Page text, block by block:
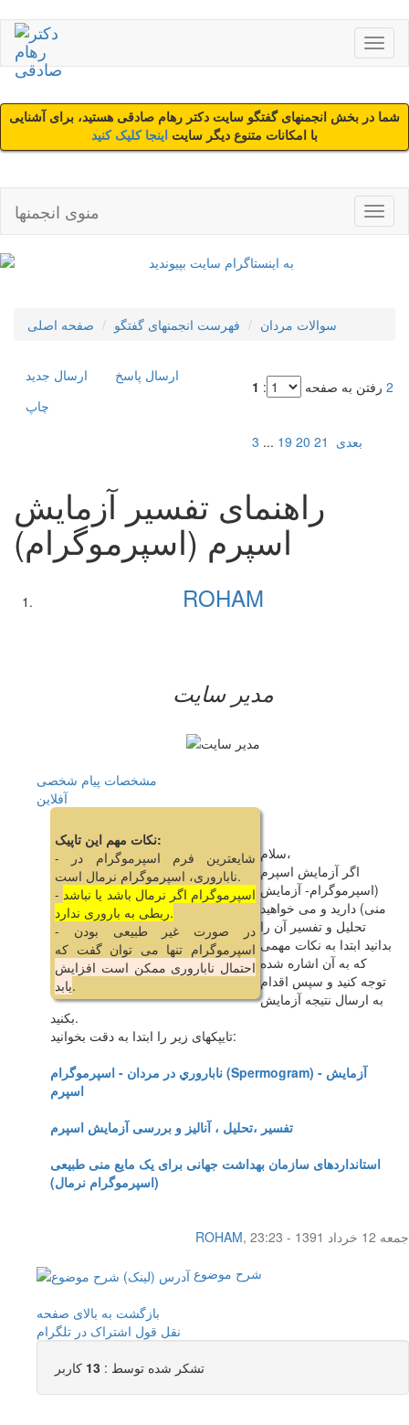
شما در بخش انجمنهای گفتگو سایت دکتر رهام صادقی هستید، برای آشنایی
با امکانات متنوع دیگر سایت اینجا کلیک کنید
منوی انجمنها
صفحه اصلی فهرست انجمنهای گفتگو سوالات مردان
ارسال جديد
ارسال پاسخ
چاپ
رفتن به صفحه :
1 2
3 ... 19 20 21 بعدی
راهنمای تفسیر آزمایش
اسپرم (اسپرموگرام)
ROHAM
مدیر سایت
مشخصات پیام شخصی
آفلاين
نکات مهم این تاپیک:
- شایعترین فرم اسپرموگرام در
ناباروری، اسپرموگرام نرمال است.
-اسپرموگرام اگر نرمال باشد یا نباشد
ربطی به باروری ندارد.
- در صورت غیر طبیعی بودن
اسپرموگرام تنها می توان گفت که
احتمال ناباروری ممکن است افزایش
یابد.
سلام،
اگر آزمایش اسپرم
(اسپرموگرام- آزمایش
منی) دارید و می خواهید
تحلیل و تفسیر آن را
بدانید ابتدا به نکات مهمی
که به آن اشاره شده
توجه کنید و سپس اقدام
به ارسال نتیجه آزمایش
بکنید.
تایپکهای زیر را ابتدا به دقت بخوانید:
ناباروري در مردان - اسپرموگرام (Spermogram) - آزمایش
اسپرم
تفسیر ،تحلیل ، آنالیز و بررسی آزمایش اسپرم
استانداردهای سازمان بهداشت جهانی برای یک مایع منی طبیعی
(اسپرموگرام نرمال)
ROHAM,
جمعه 12 خرداد 1391 - 23:23
شرح موضوع
بازگشت به بالای صفحه
نقل قول اشتراک در تلگرام
تشکر شده توسط : 13 کاربر